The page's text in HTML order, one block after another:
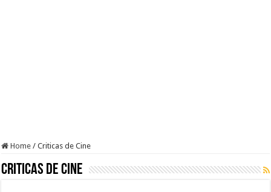
Home / Criticas de Cine
Criticas de Cine